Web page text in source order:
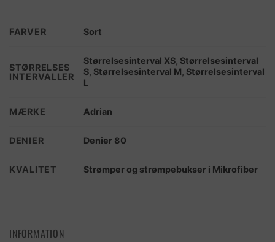
FARVER Sort
STØRRELSES
INTERVALLER
Størrelsesinterval XS Størrelsesinterval
S Størrelsesinterval M Størrelsesinterval
L
MÆRKE Adrian
DENIER Denier 80
KVALITET Strømper og strømpebukser i Mikrofiber
INFORMATION